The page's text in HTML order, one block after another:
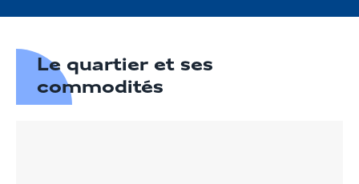
Le quartier et ses
commodités